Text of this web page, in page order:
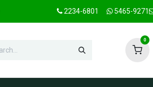
2234-6801 5465-9271
0